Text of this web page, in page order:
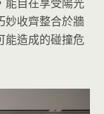
妙收齊整合於牆
能造成的碰撞危